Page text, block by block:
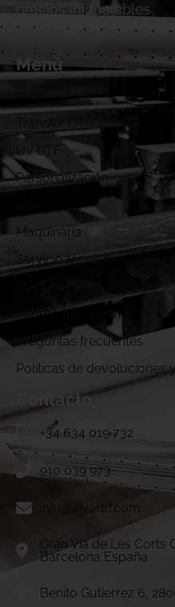
precios inigualables.
Menú
UV DTF
Personalización
Maquinaria
Servicio técnico
¿Cómo funcionamos?
Preguntas frecuentes
Politicas de devoluciones
Contacto
+34 634 019 732
910 039 973
info@vivadtf.com
Gran Vía de Les Corts
Barcelona,España
Benito Gutierrez 6,